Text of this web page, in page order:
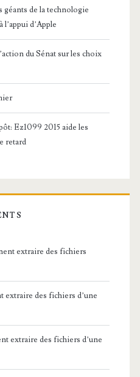
de la technologie
d’Apple
du Sénat sur les choix
Ez1099 2015 aide les
retard
extraire des fichiers
extraire des fichiers d’une
extraire des fichiers d’une